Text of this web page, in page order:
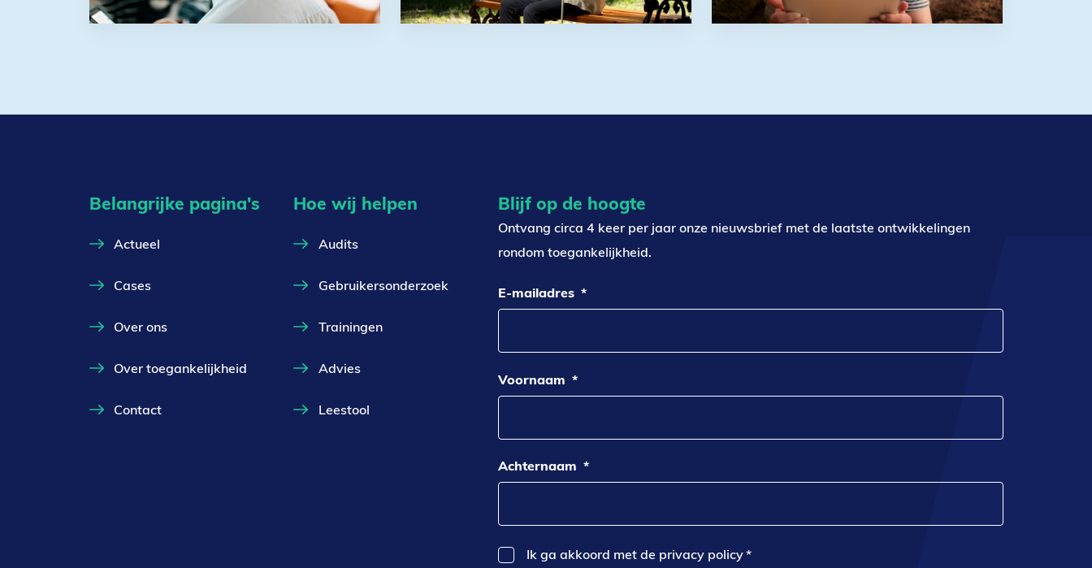
Belangrijke pagina's
Actueel
Cases
Over ons
Over toegankelijkheid
Contact
Hoe wij helpen
Audits
Gebruikersonderzoek
Trainingen
Advies
Leestool
Blijf op de hoogte
Ontvang circa 4 keer per jaar onze nieuwsbrief met de laatste ontwikkelingen
rondom toegankelijkheid.
E-mailadres *
Voornaam *
Achternaam *
Ik ga akkoord met de privacy policy*